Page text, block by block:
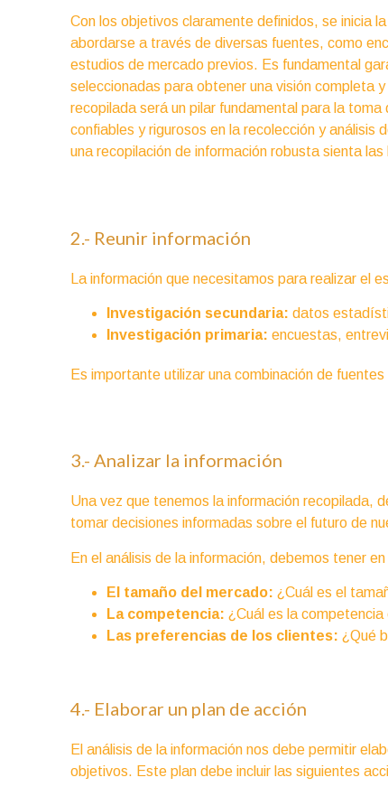
Con los objetivos claramente definidos, se inicia
abordarse a través de diversas fuentes, como
estudios de mercado previos. Es fundamental
seleccionadas para obtener una visión completa
recopilada será un pilar fundamental para la
confiables y rigurosos en la recolección y análisis
una recopilación de información robusta sienta
2.- Reunir información
La información que necesitamos para realizar el
Investigación secundaria: datos
Investigación primaria: encuestas,
Es importante utilizar una combinación de
3.- Analizar la información
Una vez que tenemos la información recopilada,
tomar decisiones informadas sobre el futuro de
En el análisis de la información, debemos tener
El tamaño del mercado: ¿Cuál es el
La competencia: ¿Cuál es la
Las preferencias de los clientes: ¿Qué
4.- Elaborar un plan de acción
El análisis de la información nos debe permitir
objetivos. Este plan debe incluir las siguientes